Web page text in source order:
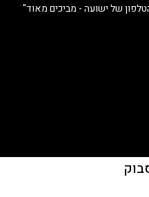
של ישועה - מביכים מאוד"